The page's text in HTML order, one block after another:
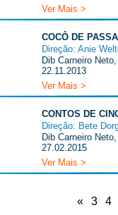
Ver Mais >
COCÔ DE
Direção: Anie
Dib Carneiro
22.11.2013
Ver Mais >
CONTOS DE
Direção: Bete
Dib Carneiro
27.02.2015
Ver Mais >
« 3 4